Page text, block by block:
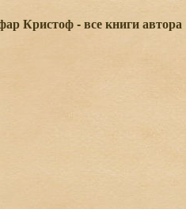
Кристоф - все книги автора